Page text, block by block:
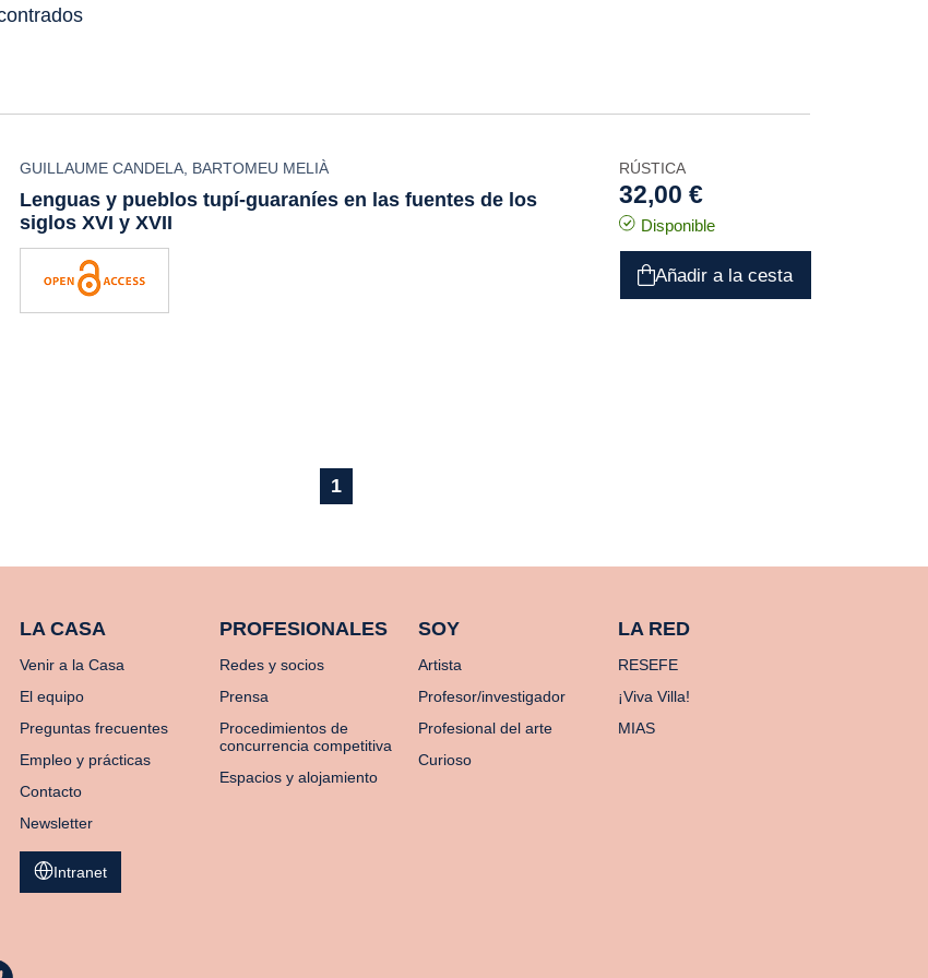
GUILLAUME CANDELA BARTOMEU MELIÀ
Lenguas y pueblos tupí-guaraníes en las fuentes de los
siglos XVI y XVII
RÚSTICA
32,00 €
Disponible
Añadir a la cesta
1
LA CASA
Venir a la Casa
El equipo
Preguntas frecuentes
Empleo y prácticas
Contacto
Newsletter
PROFESIONALES
Redes y socios
Prensa
Procedimientos de
concurrencia competitiva
Espacios y alojamiento
SOY
Artista
Profesor/investigador
Profesional del arte
Curioso
LA RED
RESEFE
¡Viva Villa!
MIAS
Intranet